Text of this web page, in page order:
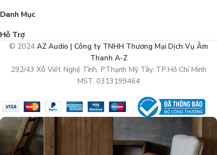
Danh Mục
Hỗ Trợ
© 2024 AZ Audio | Công ty TNHH Thương Mại Dịch Vụ Âm
Thanh A-Z
292/43 Xô Viết Nghệ Tĩnh, P.Thạnh Mỹ Tây, TP.Hồ Chí Minh
MST: 0313199464